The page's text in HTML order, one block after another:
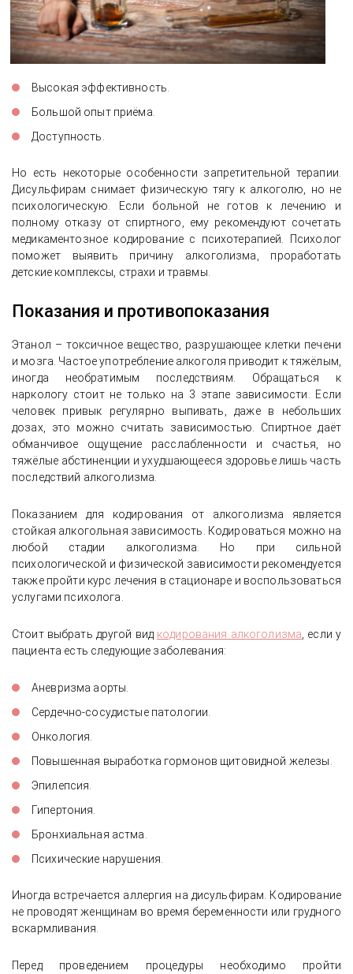
Высокая эффективность.
Большой опыт приёма.
Доступность.
Но есть некоторые особенности запретительной терапии.
Дисульфирам снимает физическую тягу к алкоголю, но не
психологическую. Если больной не готов к лечению и
полному отказу от спиртного, ему рекомендуют сочетать
медикаментозное кодирование с психотерапией. Психолог
поможет выявить причину алкоголизма, проработать
детские комплексы, страхи и травмы.
Показания и противопоказания
Этанол – токсичное вещество, разрушающее клетки печени
и мозга. Частое употребление алкоголя приводит к тяжёлым,
иногда необратимым последствиям. Обращаться к
наркологу стоит не только на 3 этапе зависимости. Если
человек привык регулярно выпивать, даже в небольших
дозах, это можно считать зависимостью. Спиртное даёт
обманчивое ощущение расслабленности и счастья, но
тяжёлые абстиненции и ухудшающееся здоровье лишь часть
последствий алкоголизма.
Показанием для кодирования от алкоголизма является
стойкая алкогольная зависимость. Кодироваться можно на
любой стадии алкоголизма. Но при сильной
психологической и физической зависимости рекомендуется
также пройти курс лечения в стационаре и воспользоваться
услугами психолога.
Стоит выбрать другой вид кодирования алкоголизма , если у
пациента есть следующие заболевания:
Аневризма аорты.
Сердечно-сосудистые патологии.
Онкология.
Повышенная выработка гормонов щитовидной железы.
Эпилепсия.
Гипертония.
Бронхиальная астма.
Психические нарушения.
Иногда встречается аллергия на дисульфирам. Кодирование
не проводят женщинам во время беременности или грудного
вскармливания.
Перед проведением процедуры необходимо пройти